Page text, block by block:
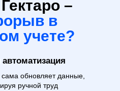
обновляет данные,
ручной труд
–
в
учете?